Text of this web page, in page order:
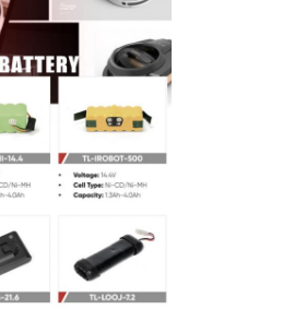
135.8x47.4x55.5mm
Amarelo, habitual.
729 g
MSDS UN38.3
Um ano